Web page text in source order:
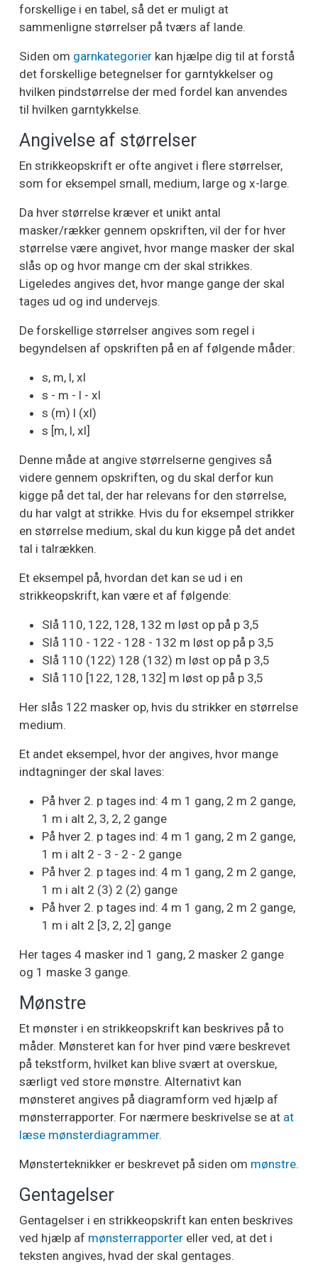
forskellige i en tabel, så det er muligt at
sammenligne størrelser på tværs af lande.
Siden om garnkategorier kan hjælpe dig til at forstå
det forskellige betegnelser for garntykkelser og
hvilken pindstørrelse der med fordel kan anvendes
til hvilken garntykkelse.
Angivelse af størrelser
En strikkeopskrift er ofte angivet i flere størrelser,
som for eksempel small, medium, large og x-large.
Da hver størrelse kræver et unikt antal
masker/rækker gennem opskriften, vil der for hver
størrelse være angivet, hvor mange masker der skal
slås op og hvor mange cm der skal strikkes.
Ligeledes angives det, hvor mange gange der skal
tages ud og ind undervejs.
De forskellige størrelser angives som regel i
begyndelsen af opskriften på en af følgende måder:
s, m, l, xl
s - m - l - xl
s (m) l (xl)
s [m, l, xl]
Denne måde at angive størrelserne gengives så
videre gennem opskriften, og du skal derfor kun
kigge på det tal, der har relevans for den størrelse,
du har valgt at strikke. Hvis du for eksempel strikker
en størrelse medium, skal du kun kigge på det andet
tal i talrækken.
Et eksempel på, hvordan det kan se ud i en
strikkeopskrift, kan være et af følgende:
Slå 110, 122, 128, 132 m løst op på p 3,5
Slå 110 - 122 - 128 - 132 m løst op på p 3,5
Slå 110 (122) 128 (132) m løst op på p 3,5
Slå 110 [122, 128, 132] m løst op på p 3,5
Her slås 122 masker op, hvis du strikker en størrelse
medium.
Et andet eksempel, hvor der angives, hvor mange
indtagninger der skal laves:
På hver 2. p tages ind: 4 m 1 gang, 2 m 2 gange,
1 m i alt 2, 3, 2, 2 gange
På hver 2. p tages ind: 4 m 1 gang, 2 m 2 gange,
1 m i alt 2 - 3 - 2 - 2 gange
På hver 2. p tages ind: 4 m 1 gang, 2 m 2 gange,
1 m i alt 2 (3) 2 (2) gange
På hver 2. p tages ind: 4 m 1 gang, 2 m 2 gange,
1 m i alt 2 [3, 2, 2] gange
Her tages 4 masker ind 1 gang, 2 masker 2 gange
og 1 maske 3 gange.
Mønstre
Et mønster i en strikkeopskrift kan beskrives på to
måder. Mønsteret kan for hver pind være beskrevet
på tekstform, hvilket kan blive svært at overskue,
særligt ved store mønstre. Alternativt kan
mønsteret angives på diagramform ved hjælp af
mønsterrapporter. For nærmere beskrivelse se at at
læse mønsterdiagrammer.
Mønsterteknikker er beskrevet på siden om mønstre.
Gentagelser
Gentagelser i en strikkeopskrift kan enten beskrives
ved hjælp af mønsterrapporter eller ved, at det i
teksten angives, hvad der skal gentages.